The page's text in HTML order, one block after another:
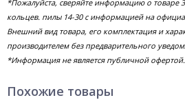
*Пожалуйста, сверяйте информацию о товаре
кольцев. пилы 14-30 с информацией на
Внешний вид товара, его комплектация и
производителем без предварительного
*Информация не является публичной офертой.
Похожие товары